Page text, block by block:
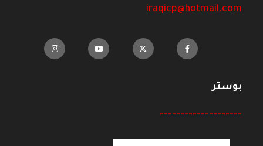
iraqicp@hotmail.com
بوستر
--------------------